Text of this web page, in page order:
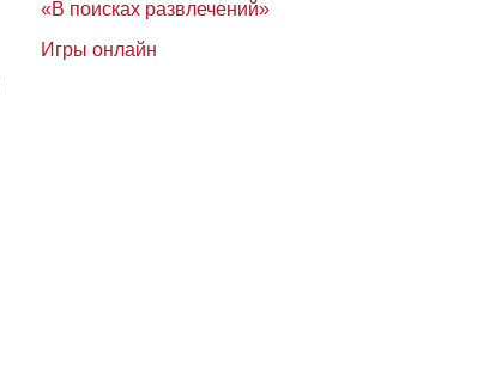
«В поисках развлечений»
Игры онлайн